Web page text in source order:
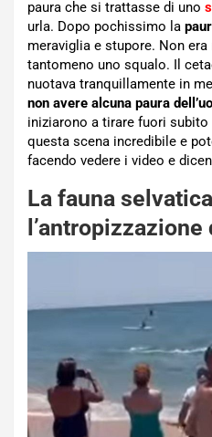
paura che si trattasse di uno
urla. Dopo pochissimo la
meraviglia e stupore. Non era
tantomeno uno squalo. Il
nuotava tranquillamente in
non avere alcuna paura
iniziarono a tirare fuori
questa scena incredibile e
facendo vedere i video e
La fauna